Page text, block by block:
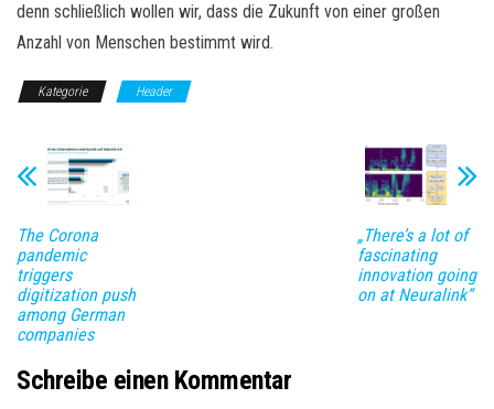
denn schließlich wollen wir, dass die Zukunft von einer großen
Anzahl von Menschen bestimmt wird.
Kategorie Header
The Corona
pandemic
triggers
digitization push
among German
companies
„There’s a lot of
fascinating
innovation going
on at Neuralink“
Schreibe einen Kommentar